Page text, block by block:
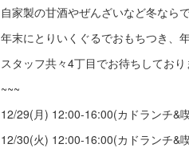
自家製の甘酒やぜんざいなど冬なら
年末にとりいくぐるでおもちつき、
スタッフ共々4丁目でお待ちしてお
~~~
12/29(月) 12:00-16:00(カドランチ&
12/30(火) 12:00-16:00(カドランチ&